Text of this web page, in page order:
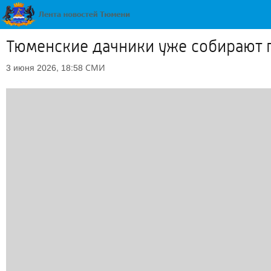
Тюменские дачники уже собирают
3 июня 2026, 18:58 СМИ